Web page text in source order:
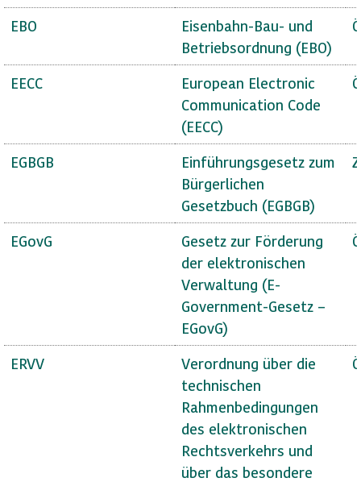
EBO
Eisenbahn-Bau- und
Betriebsordnung (EBO)
EECC
European Electronic
Communication Code
(EECC)
EGBGB
Einführungsgesetz zum
Bürgerlichen
Gesetzbuch (EGBGB)
EGovG
Gesetz zur Förderung
der elektronischen
Verwaltung (E-
Government-Gesetz –
EGovG)
ERVV
Verordnung über die
technischen
Rahmenbedingungen
des elektronischen
Rechtsverkehrs und
über das besondere